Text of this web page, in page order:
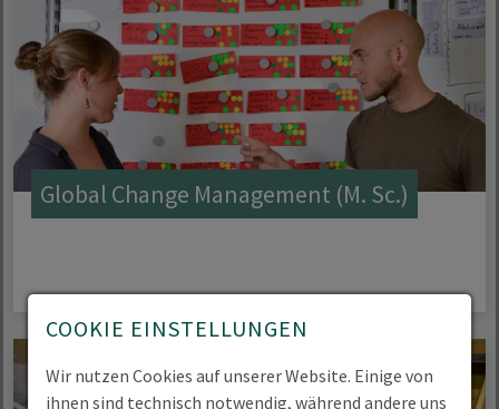
Global Change Management (M. Sc.)
COOKIE EINSTELLUNGEN
Wir nutzen Cookies auf unserer Website. Einige von
ihnen sind technisch notwendig, während andere uns